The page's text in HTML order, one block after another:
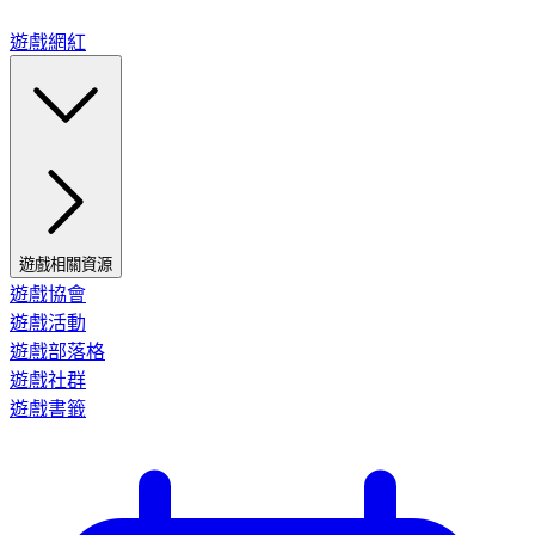
遊戲網紅
遊戲相關資源
遊戲協會
遊戲活動
遊戲部落格
遊戲社群
遊戲書籤